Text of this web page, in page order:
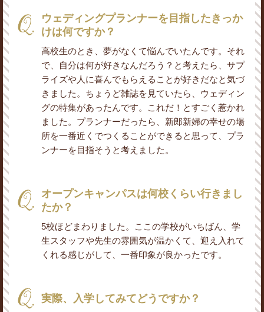
ウェディングプランナーを目指したきっか
けは何ですか？
高校生のとき、夢がなくて悩んでいたんです。それ
で、自分は何が好きなんだろう？と考えたら、サプ
ライズや人に喜んでもらえることが好きだなと気づ
きました。ちょうど雑誌を見ていたら、ウェディン
グの特集があったんです。これだ！とすごく惹かれ
ました。プランナーだったら、新郎新婦の幸せの場
所を一番近くでつくることができると思って、プラ
ンナーを目指そうと考えました。
オープンキャンパスは何校くらい行きまし
たか？
5校ほどまわりました。ここの学校がいちばん、学
生スタッフや先生の雰囲気が温かくて、迎え入れて
くれる感じがして、一番印象が良かったです。
実際、入学してみてどうですか？